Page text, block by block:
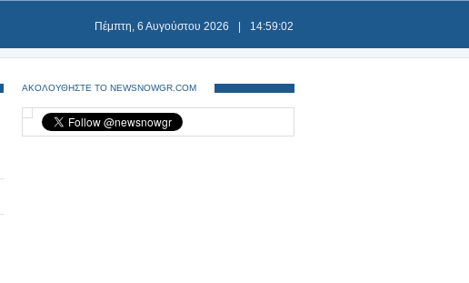
Πέμπτη, 6 Αυγούστου 2026 14:59:03
ΑΚΟΛΟΥΘΗΣΤΕ ΤΟ NEWSNOWGR.COM